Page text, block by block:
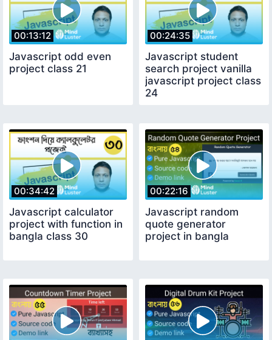
00:13:12
Javascript odd even
project class 21
00:24:35
Javascript student
search project vanilla
javascript project class
24
00:34:42
Javascript calculator
project with function in
bangla class 30
00:22:16
Javascript random
quote generator
project in bangla